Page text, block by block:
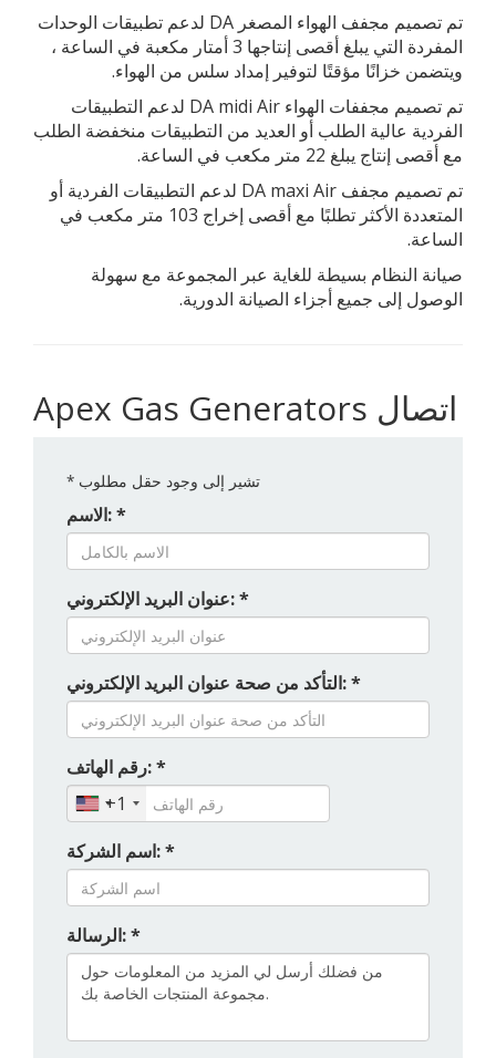
تم تصميم مجفف الهواء المصغر DA لدعم تطبيقات الوحدات
المفردة التي يبلغ أقصى إنتاجها 3 أمتار مكعبة في الساعة ،
ويتضمن خزانًا مؤقتًا لتوفير إمداد سلس من الهواء.
تم تصميم مجففات الهواء DA midi Air لدعم التطبيقات
الفردية عالية الطلب أو العديد من التطبيقات منخفضة الطلب
مع أقصى إنتاج يبلغ 22 متر مكعب في الساعة.
تم تصميم مجفف DA maxi Air لدعم التطبيقات الفردية أو
المتعددة الأكثر تطلبًا مع أقصى إخراج 103 متر مكعب في
الساعة.
صيانة النظام بسيطة للغاية عبر المجموعة مع سهولة
الوصول إلى جميع أجزاء الصيانة الدورية.
Apex Gas Generators اتصال
* تشير إلى وجود حقل مطلوب
الاسم: *
عنوان البريد الإلكتروني: *
التأكد من صحة عنوان البريد الإلكتروني: *
رقم الهاتف: *
+1
اسم الشركة: *
الرسالة: *